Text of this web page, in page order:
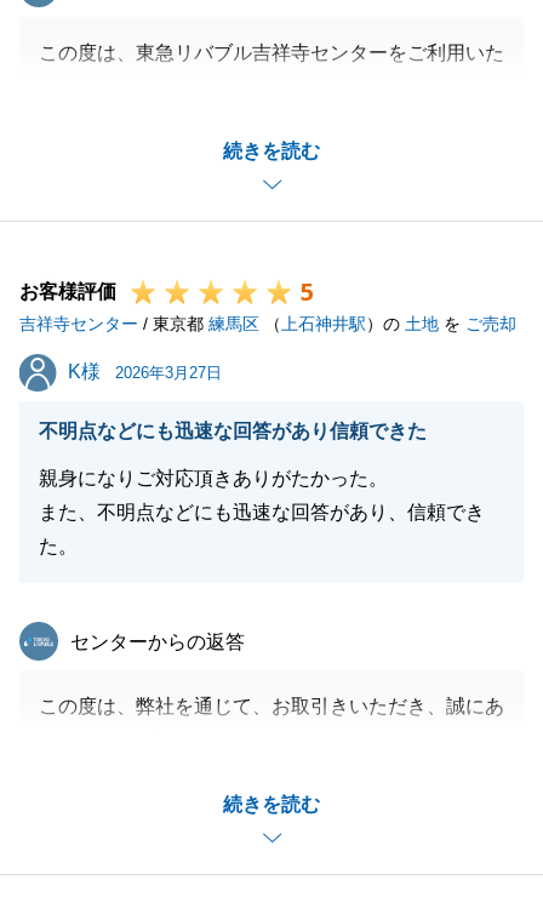
続きを読む
この度は、東急リバブル吉祥寺センターをご利用いた
今後もお客様の立場に立った丁寧な対応を心がけてま
いりますので、
付けください。
お客様評価 5
吉祥寺センター / 東京都 練馬区 （ 上石神井駅）の 土地 を ご売却
K様
K様 2026年3月27日
不明点などにも迅速な回答があり信頼できた
親身になりご対応頂きありがたかった。
また、不明点などにも迅速な回答があり、信頼でき
た。
続きを読む
東急リバブル
センターからの返答
この度は、弊社を通じて、お取引きいただき、誠にあ
各関係者様との対応については、K様のご協力がなけ
れば、スムーズに進行することはできなかったのもの